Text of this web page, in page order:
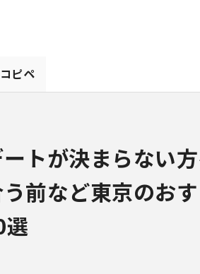
ピペ
トが決まらない
前など東京のお
選